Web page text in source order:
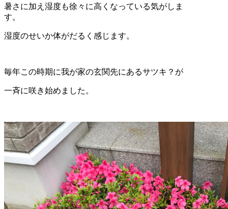
暑さに加え湿度も徐々に高くなっている気がしま
す。
湿度のせいか体がだるく感じます。
毎年この時期に我が家の玄関先にあるサツキ？が
一斉に咲き始めました。